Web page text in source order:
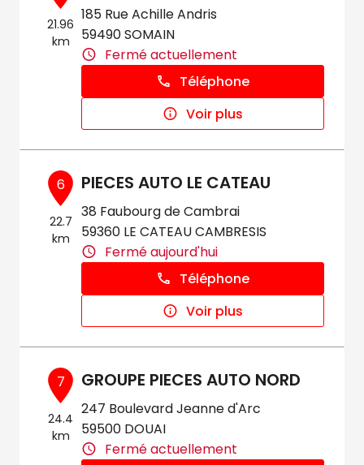
21.96
km
185 Rue Achille Andris
59490 SOMAIN
Fermé actuellement
Téléphone
Voir plus
6
22.7
km
PIECES AUTO LE CATEAU
38 Faubourg de Cambrai
59360 LE CATEAU CAMBRESIS
Fermé aujourd'hui
Téléphone
Voir plus
7
24.4
km
GROUPE PIECES AUTO NORD
247 Boulevard Jeanne d'Arc
59500 DOUAI
Fermé actuellement